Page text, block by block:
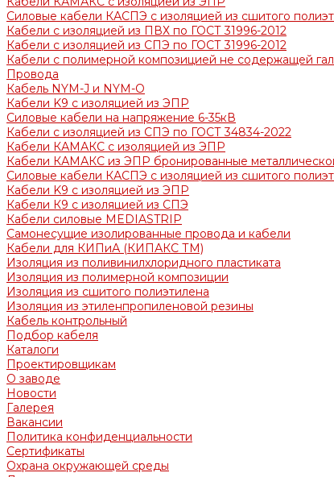
Силовые кабели КАСПЭ с изоляцией из сшитого
Кабели с изоляцией из ПВХ по ГОСТ 31996-2012
Кабели с изоляцией из СПЭ по ГОСТ 31996-2012
Кабели с полимерной композицией не содержащей
Провода
Кабель NYM-J и NYM-O
Кабели K9 с изоляцией из ЭПР
Силовые кабели на напряжение 6-35кВ
Кабели с изоляцией из СПЭ по ГОСТ 34834-2022
Кабели КАМАКС с изоляцией из ЭПР
Кабели КАМАКС из ЭПР бронированные
Силовые кабели КАСПЭ с изоляцией из сшитого
Кабели K9 с изоляцией из ЭПР
Кабели К9 с изоляцией из СПЭ
Кабели силовые MEDIASTRIP
Самонесущие изолированные провода и кабели
Кабели для КИПиА (КИПАКС ТМ)
Изоляция из поливинилхлоридного пластиката
Изоляция из полимерной композиции
Изоляция из сшитого полиэтилена
Изоляция из этиленпропиленовой резины
Кабель контрольный
Подбор кабеля
Каталоги
Проектировщикам
О заводе
Новости
Галерея
Вакансии
Политика конфиденциальности
Сертификаты
Охрана окружающей среды